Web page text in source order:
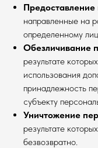
направленные на
определенному
Обезличивание
результате
использования
принадлежность
субъекту
Уничтожение
результате
безвозвратно.